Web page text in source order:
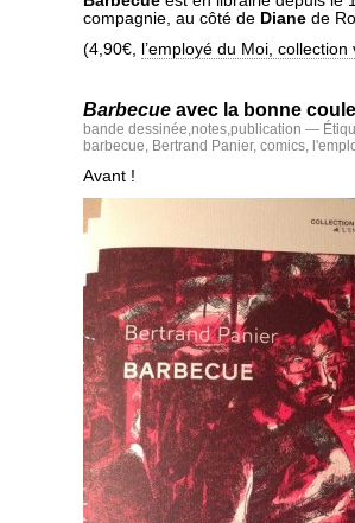
compagnie, au côté de Diane de
(4,90€, l’employé du Moi,
Barbecue avec la bonne
bande dessinée,notes,publication —
barbecue, Bertrand Panier, comics,
Avant !